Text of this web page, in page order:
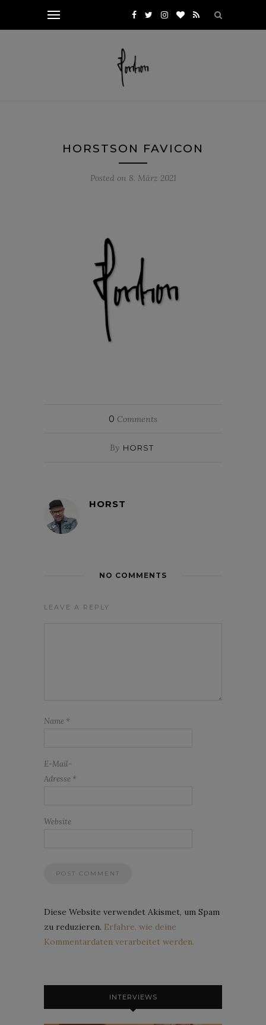
HORSTSON FAVICON
Posted on 8. März 2021
0 Comments
By HORST
HORST
NO COMMENTS
LEAVE A REPLY
Name *
E-Mail-
Adresse *
Website
Diese Website verwendet Akismet, um Spam
zu reduzieren. Erfahre, wie deine
Kommentardaten verarbeitet werden.
INTERVIEWS